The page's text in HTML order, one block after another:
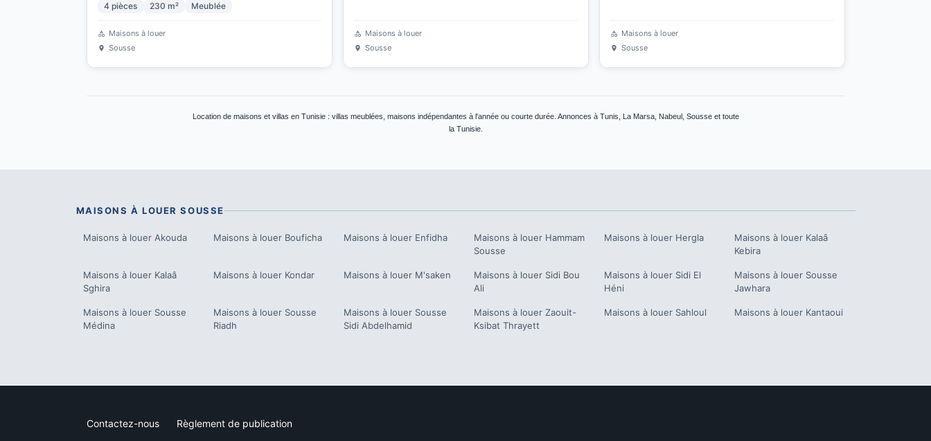
4 pièces 230 m² Meublée
Maisons à louer
Sousse
Maisons à louer
Sousse
Maisons à louer
Sousse
Location de maisons et villas en Tunisie : villas meublées, maisons indépendantes à l'année ou courte durée. Annonces à Tunis, La Marsa, Nabeul, Sousse et toute
la Tunisie.
MAISONS À LOUER SOUSSE
Maisons à louer Akouda Maisons à louer Bouficha Maisons à louer Enfidha Maisons à louer Hammam
Sousse
Maisons à louer Hergla Maisons à louer Kalaâ
Kebira
Maisons à louer Kalaâ
Sghira
Maisons à louer Kondar Maisons à louer M'saken Maisons à louer Sidi Bou
Ali
Maisons à louer Sidi El
Héni
Maisons à louer Sousse
Jawhara
Maisons à louer Sousse
Médina
Maisons à louer Sousse
Riadh
Maisons à louer Sousse
Sidi Abdelhamid
Maisons à louer Zaouit-
Ksibat Thrayett
Maisons à louer Sahloul Maisons à louer Kantaoui
Contactez-nous Règlement de publication